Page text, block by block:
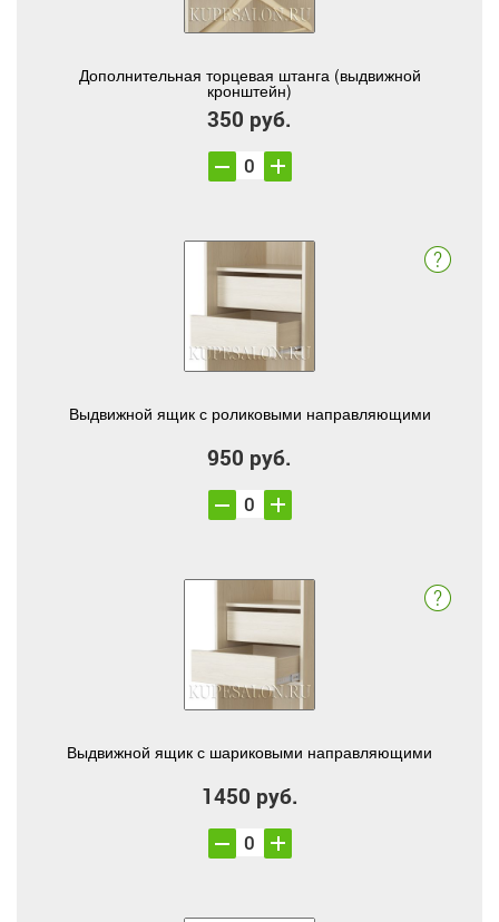
Дополнительная торцевая штанга (выдвижной
кронштейн)
350 руб.
Выдвижной ящик с роликовыми направляющими
950 руб.
Выдвижной ящик с шариковыми направляющими
1450 руб.